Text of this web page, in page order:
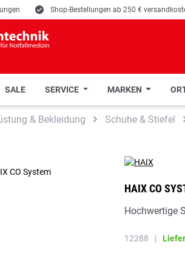
springen
E Shop-Bestellungen ab 250 €
SALE SERVICE MARKEN
& Bekleidung Schuhe & Stiefel
HAIX CO
Hochwertige
12288 |